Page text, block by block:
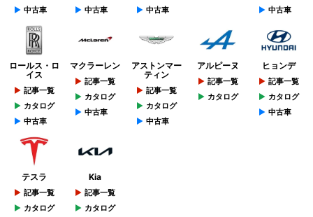
中古車
中古車
中古車
中古車
ロールス・ロ
イス
記事一覧
カタログ
中古車
マクラーレン
記事一覧
カタログ
中古車
アストンマー
ティン
記事一覧
カタログ
中古車
アルピーヌ
記事一覧
カタログ
ヒョンデ
記事一覧
カタログ
中古車
テスラ
記事一覧
カタログ
Kia
記事一覧
カタログ